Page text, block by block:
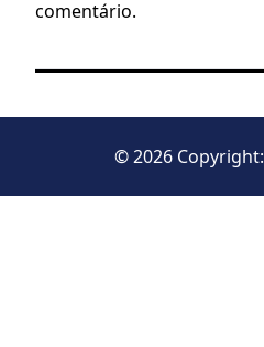
comentário.
© 2026 Copyright: